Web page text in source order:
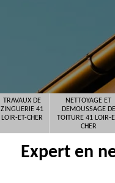
TRAVAUX DE
ZINGUERIE 41
LOIR-ET-CHER
NETTOYAGE ET
DEMOUSSAGE DE
TOITURE 41 LOIR-
CHER
Expert en